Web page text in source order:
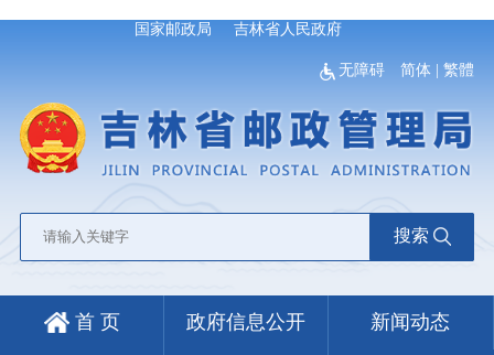
国家邮政局 吉林省人民政府
无障碍 简体 |繁體
搜索
首 页 政府信息公开 新闻动态